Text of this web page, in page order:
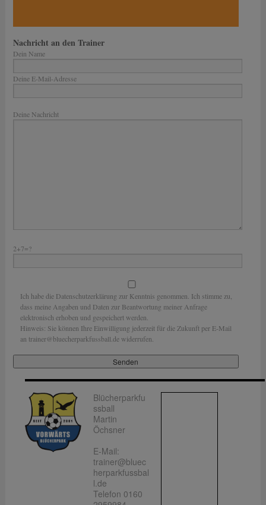
Nachricht an den Trainer
Dein Name
Deine E-Mail-Adresse
Deine Nachricht
2+7=?
Ich habe die Datenschutzerklärung zur Kenntnis genommen. Ich stimme zu,
dass meine Angaben und Daten zur Beantwortung meiner Anfrage
elektronisch erhoben und gespeichert werden.
Hinweis: Sie können Ihre Einwilligung jederzeit für die Zukunft per E-Mail
an trainer@bluecherparkfussball.de widerrufen.
Blücherparkfu
ssball
Martin
Öchsner
E-Mail:
trainer@bluec
herparkfussbal
l.de
Telefon 0160